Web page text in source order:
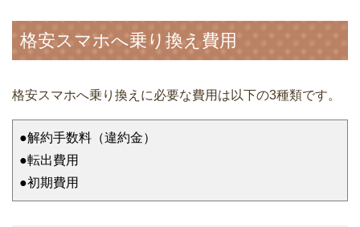
格安スマホへ乗り換え費用
格安スマホへ乗り換えに必要な費用は以下の3種類です。
●解約手数料（違約金）
●転出費用
●初期費用